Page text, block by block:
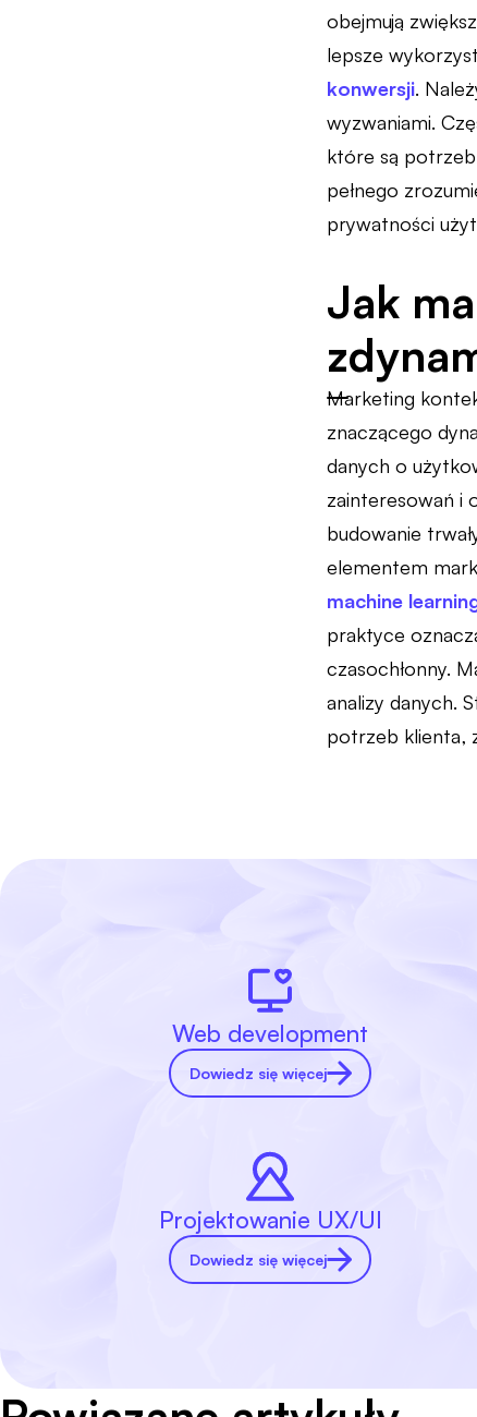
obejmują
lepsze
konwersji.
wyzwaniami.
które są
pełnego
prywatności
Jak
Marketing
znaczącego
danych o
zainteresowań i
budowanie
elementem
machine
praktyce
czasochłonny.
analizy danych.
potrzeb klienta,
Web development
Dowiedz się więcej
Projektowanie UX/UI
Dowiedz się więcej